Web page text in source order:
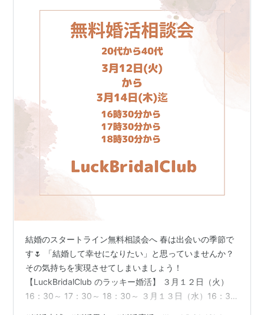
結婚のスタートライン無料相談会へ 春は出会いの季節で
す🌷 「結婚して幸せになりたい」と思っていませんか？
その気持ちを実現させてしまいましょう！
【LuckBridalClub のラッキー婚活】 ３月１２日（火）
16：30～ 17：30～ 18：30～ ３月１３日（水）16：30